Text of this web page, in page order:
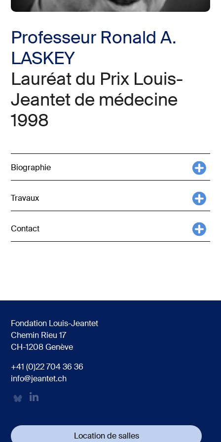
Professeur Ronald A.
LASKEY
Lauréat du Prix Louis-
Jeantet de médecine
1998
Biographie
Travaux
Contact
Fondation Louis-Jeantet
Chemin Rieu 17
CH-1208 Genève
+41 (0)22 704 36 36
info@jeantet.ch
Location de salles